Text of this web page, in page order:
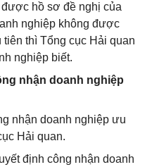
hồ sơ đề nghị của
nghiệp không được
thì Tổng cục Hải quan
nghiệp biết.
nhận doanh nghiệp
nhận doanh nghiệp ưu
Hải quan.
định công nhận doanh